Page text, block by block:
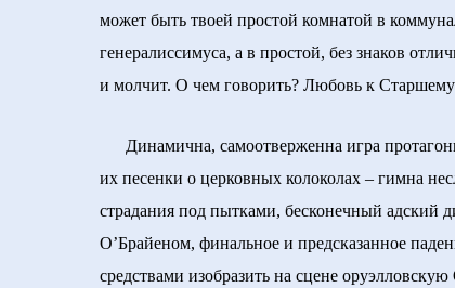
может быть твоей простой комнатой в
генералиссимуса, а в простой, без знаков
и молчит. О чем говорить? Любовь к Старшему
Динамична, самоотверженна игра
их песенки о церковных колоколах – гимна
страдания под пытками, бесконечный адский
О’Брайеном, финальное и предсказанное
средствами изобразить на сцене